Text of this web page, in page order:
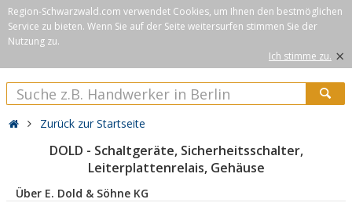
Region-Schwarzwald.com verwendet Cookies, um Ihnen den bestmöglichen
Service zu bieten. Wenn Sie auf der Seite weitersurfen stimmen Sie der
Nutzung zu.
Ich stimme zu. ×
Zurück zur Startseite
DOLD - Schaltgeräte, Sicherheitsschalter,
Leiterplattenrelais, Gehäuse
Über E. Dold & Söhne KG